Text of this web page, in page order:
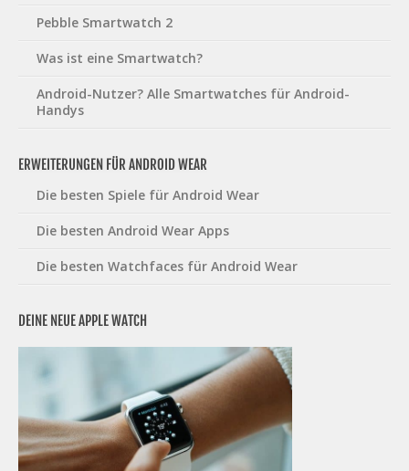
Pebble Smartwatch 2
Was ist eine Smartwatch?
Android-Nutzer? Alle Smartwatches für Android-
Handys
ERWEITERUNGEN FÜR ANDROID WEAR
Die besten Spiele für Android Wear
Die besten Android Wear Apps
Die besten Watchfaces für Android Wear
DEINE NEUE APPLE WATCH